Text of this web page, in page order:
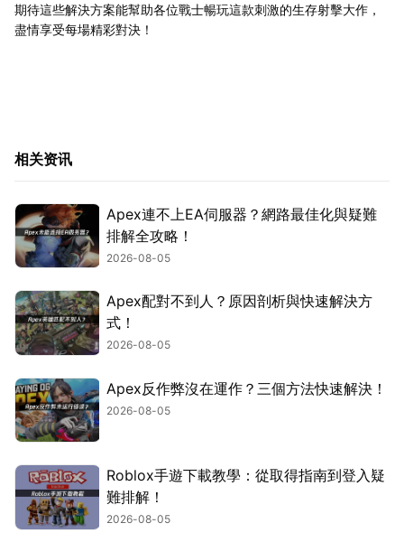
期待這些解決方案能幫助各位戰士暢玩這款刺激的生存射擊大作，
盡情享受每場精彩對決！
相关资讯
Apex連不上EA伺服器？網路最佳化與疑難
排解全攻略！
2026-08-05
Apex配對不到人？原因剖析與快速解決方
式！
2026-08-05
Apex反作弊沒在運作？三個方法快速解決！
2026-08-05
Roblox手遊下載教學：從取得指南到登入疑
難排解！
2026-08-05